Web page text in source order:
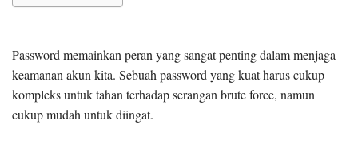
Password memainkan peran yang sangat penting dalam menjaga
keamanan akun kita. Sebuah password yang kuat harus cukup
kompleks untuk tahan terhadap serangan brute force, namun
cukup mudah untuk diingat.